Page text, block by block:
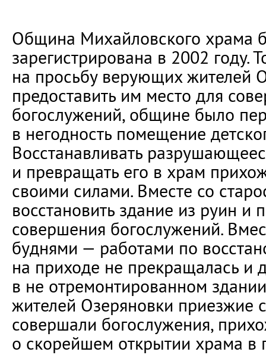
Община Михайловского храма
зарегистрирована в 2002 году.
на просьбу верующих жителей
предоставить им место для
богослужений, общине было
в негодность помещение
Восстанавливать
и превращать его в храм
своими силами. Вместе со
восстановить здание из руин и
совершения богослужений.
буднями — работами по
на приходе не прекращалась и
в не отремонтированном
жителей Озеряновки приезжие
совершали богослужения,
о скорейшем открытии храма в